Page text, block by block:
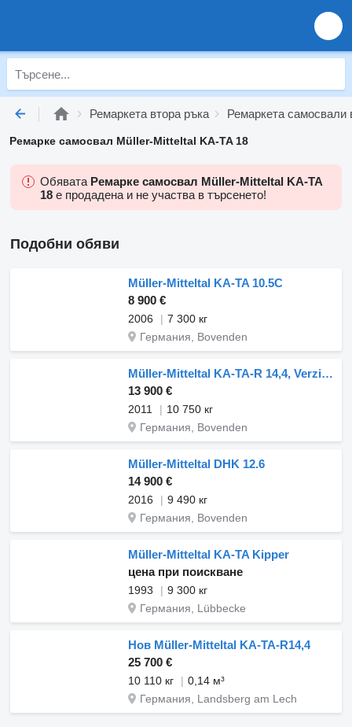
Ремаркета втора ръка Ремаркета самосвали
Ремарке самосвал Müller-Mitteltal KA-TA 18
Обявата Ремарке самосвал Müller-Mitteltal KA-TA
18 е продадена и не участва в търсенето!
Подобни обяви
Müller-Mitteltal KA-TA 10.5C
8 900 €
2006
7 300 кг
Германия, Bovenden
Müller-Mitteltal KA-TA-R 14,4, Verzinkt, Alu-Bordwände
13 900 €
2011
10 750 кг
Германия, Bovenden
Müller-Mitteltal DHK 12.6
14 900 €
2016
9 490 кг
Германия, Bovenden
Müller-Mitteltal KA-TA Kipper
цена при поискване
1993
9 300 кг
Германия, Lübbecke
Нов Müller-Mitteltal KA-TA-R14,4
25 700 €
10 110 кг
0,14 м³
Германия, Landsberg am Lech